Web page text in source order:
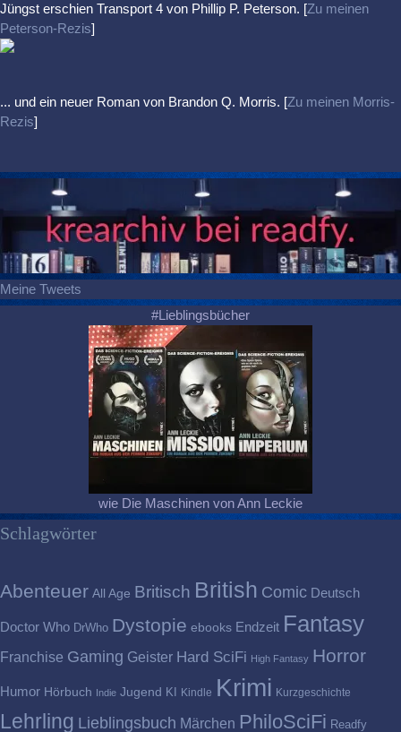
Jüngst erschien Transport 4 von Phillip P. Peterson. [Zu meinen
Peterson-Rezis]
... und ein neuer Roman von Brandon Q. Morris. [Zu meinen Morris-
Rezis]
Meine Tweets
#Lieblingsbücher
wie Die Maschinen von Ann Leckie
Schlagwörter
Abenteuer All Age Britisch British Comic Deutsch
Doctor Who DrWho Dystopie ebooks Endzeit Fantasy
Franchise Gaming Geister Hard SciFi High Fantasy Horror
Humor Hörbuch Indie Jugend KI Kindle Krimi Kurzgeschichte
Lehrling Lieblingsbuch Märchen PhiloSciFi Readfy